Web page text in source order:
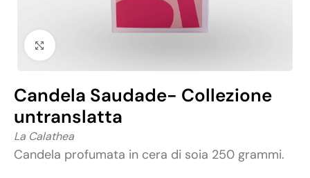
Click to enlarge
Candela Saudade- Collezione
untranslatta
La Calathea
Candela profumata in cera di soia 250 grammi.